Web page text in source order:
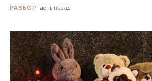
РАЗБОР день назад